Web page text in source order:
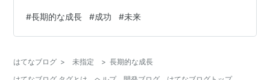
す。特に学生スポーツでは、試合や大会に勝つことが最
大の目標のように見えま す。しかし、成功を一時的な成
ツの現場では、目先の勝利だけでなく、長期的な視点が
#長期的な成長 #成功 #未来
はてなブログ > 未指定 > 長期的な成長